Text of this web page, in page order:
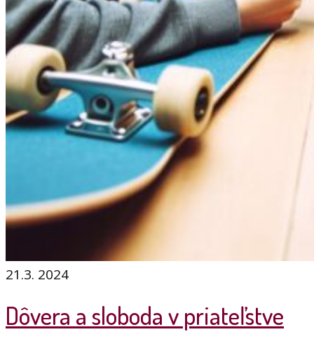
21.3. 2024
Dôvera a sloboda v priateľstve